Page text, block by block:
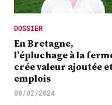
DOSSIER
En Bretagne,
l’épluchage à la
crée valeur ajoutée
emplois
08/02/2024